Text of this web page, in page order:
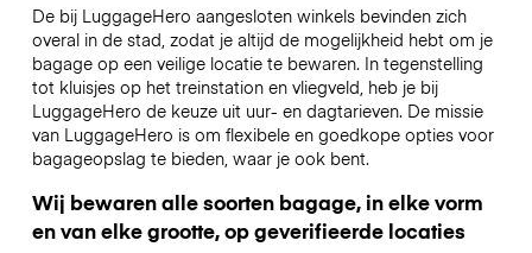
De bij LuggageHero aangesloten winkels bevinden zich
overal in de stad, zodat je altijd de mogelijkheid hebt om je
bagage op een veilige locatie te bewaren. In tegenstelling
tot kluisjes op het treinstation en vliegveld, heb je bij
LuggageHero de keuze uit uur- en dagtarieven. De missie
van LuggageHero is om flexibele en goedkope opties voor
bagageopslag te bieden, waar je ook bent.
Wij bewaren alle soorten bagage, in elke vorm
en van elke grootte, op geverifieerde locaties